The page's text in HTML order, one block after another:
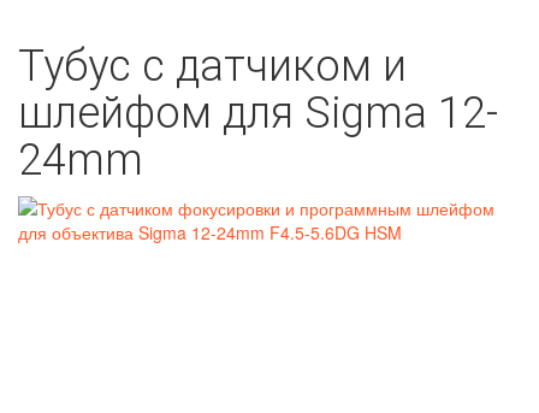
Тубус с датчиком и
шлейфом для Sigma 12-
24mm